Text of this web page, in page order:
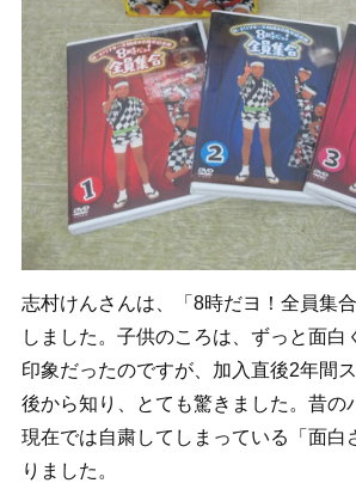
志村けんさんは、「8時だヨ！全員集
しました。子供のころは、ずっと面白
印象だったのですが、加入直後2年間
後から知り、とても驚きました。昔の
現在では自粛してしまっている「面白
りました。